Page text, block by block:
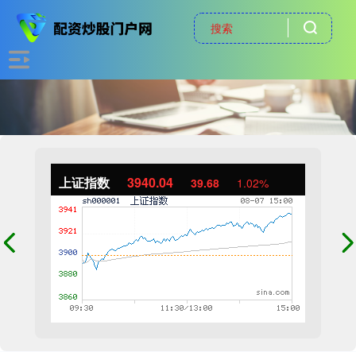
上证指数 3940.04 39.68 1.02%